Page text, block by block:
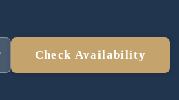
Check Availability